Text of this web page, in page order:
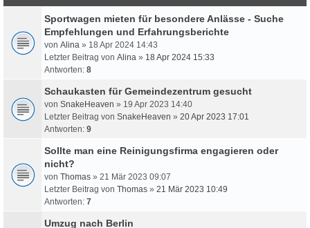
Sportwagen mieten für besondere Anlässe - Suche
Empfehlungen und Erfahrungsberichte
von Alina » 18 Apr 2024 14:43
Letzter Beitrag von Alina » 18 Apr 2024 15:33
Antworten: 8
Schaukasten für Gemeindezentrum gesucht
von SnakeHeaven » 19 Apr 2023 14:40
Letzter Beitrag von SnakeHeaven » 20 Apr 2023 17:01
Antworten: 9
Sollte man eine Reinigungsfirma engagieren oder
nicht?
von Thomas » 21 Mär 2023 09:07
Letzter Beitrag von Thomas » 21 Mär 2023 10:49
Antworten: 7
Umzug nach Berlin